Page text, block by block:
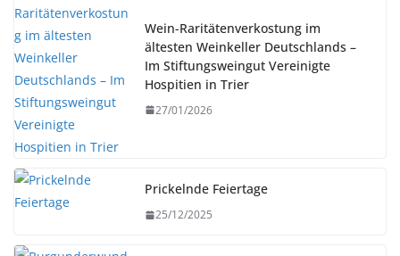
Wein-Raritätenverkostung im
ältesten Weinkeller Deutschlands –
Im Stiftungsweingut Vereinigte
Hospitien in Trier
27/01/2026
Prickelnde Feiertage
25/12/2025